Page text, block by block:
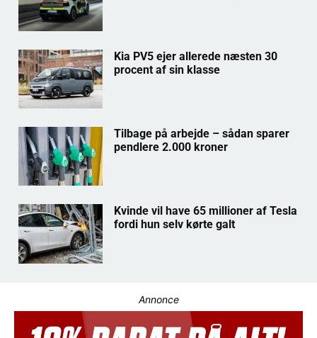
Kia PV5 ejer allerede næsten 30
procent af sin klasse
Tilbage på arbejde – sådan sparer
pendlere 2.000 kroner
Kvinde vil have 65 millioner af Tesla
fordi hun selv kørte galt
Annonce